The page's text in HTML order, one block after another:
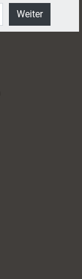
Weiter